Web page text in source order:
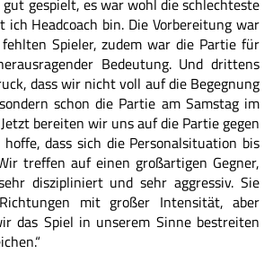
gespielt, es war wohl die schlechteste
ich Headcoach bin. Die Vorbereitung war
Spieler, zudem war die Partie für
Bedeutung. Und drittens
dass wir nicht voll auf die Begegnung
schon die Partie am Samstag im
bereiten wir uns auf die Partie gegen
dass sich die Personalsituation bis
treffen auf einen großartigen Gegner,
diszipliniert und sehr aggressiv. Sie
mit großer Intensität, aber
das Spiel in unserem Sinne bestreiten